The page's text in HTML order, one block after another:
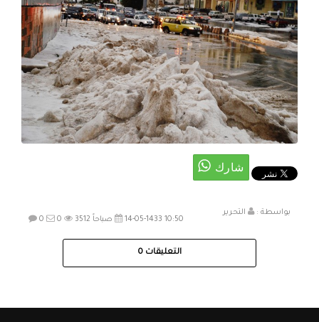
بواسطة :
التحرير
14-05-1433 10:50 صباحاً
0 0 3512
التعليقات 0